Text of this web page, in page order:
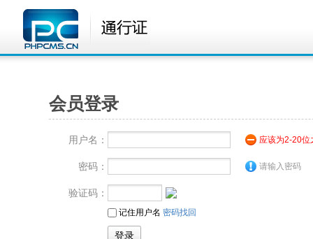
会员登录
用户名： 应该为2-20位
密码： 请输入密码
验证码：
记住用户名 密码找回